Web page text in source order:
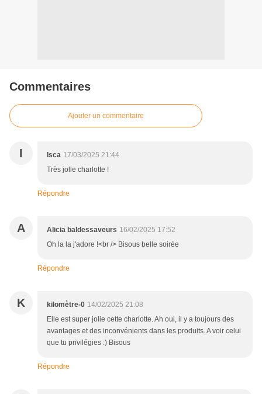
Commentaires
Ajouter un commentaire
I Isca 17/03/2025 21:44
Très jolie charlotte !
Répondre
A Alicia baldessaveurs 16/02/2025 17:52
Oh la la j'adore !<br /> Bisous belle soirée
Répondre
K kilomètre-0 14/02/2025 21:08
Elle est super jolie cette charlotte. Ah oui, il y a toujours des
avantages et des inconvénients dans les produits. A voir celui
que tu privilégies :) Bisous
Répondre